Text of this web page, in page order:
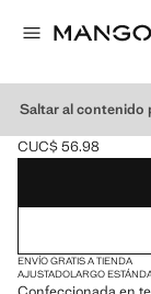
Saltar al contenido
CAMISA
Precio actual
CUC$ 56.98
Selecciona un color
Color Rosa claro
Color Azul
ENVÍO GRATIS A TIENDA
AJUSTADOLARGO